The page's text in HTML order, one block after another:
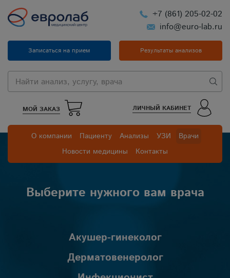
+7 (861) 205-02-02
info@euro-lab.ru
Записаться на прием Результаты анализов
МОЙ ЗАКАЗ ЛИЧНЫЙ КАБИНЕТ
О компании Пациенту Анализы УЗИ
Врачи
Новости медицины
Контакты
Выберите нужного вам врача
Акушер-гинеколог
Дерматовенеролог